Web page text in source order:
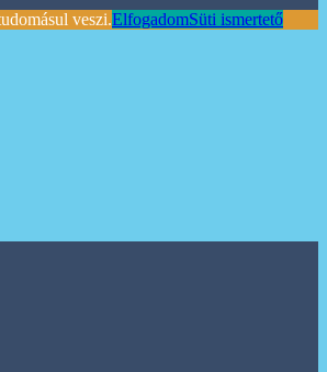
veszi.ElfogadomSüti ismertető